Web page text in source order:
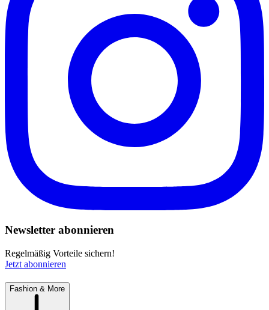
Newsletter abonnieren
Regelmäßig Vorteile sichern!
Jetzt abonnieren
Fashion & More